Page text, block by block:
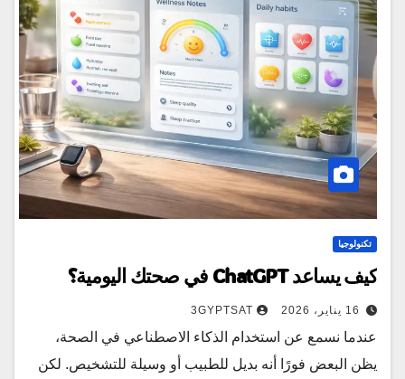
تكنولوجيا
كيف يساعد ChatGPT في صحتك اليومية؟
16 يناير، 2026 3GYPTSAT
عندما نسمع عن استخدام الذكاء الاصطناعي في الصحة،
يظن البعض فورًا أنه بديل للطبيب أو وسيلة للتشخيص. لكن